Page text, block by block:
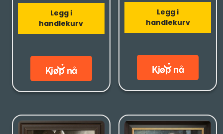
Legg i
handlekurv
Legg i
handlekurv